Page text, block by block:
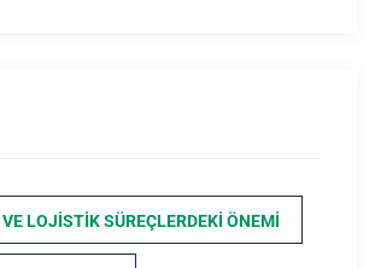
LOJISTIK SÜREÇLERDEKI ÖNEMI